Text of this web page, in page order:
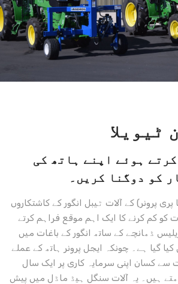
ٹیویلا
ہوئے اپنے ہاتھ کی
کو دوگنا کریں۔
پری پرونر) کے آلات ٹیبل انگور کے کاشتکاروں
کو کم کرنے کا ایک اہم موقع فراہم کرتے
ڈھانچے کے ساتھ انگور کے باغات میں
کیا گیا ہے۔ چونکہ ایجل پرونر ہاتھ کے عملے
سے کسان اپنی سرمایہ کاری پر ایک سال
ہیں۔ یہ آلات سنگل ہیڈ ماڈل میں پیش